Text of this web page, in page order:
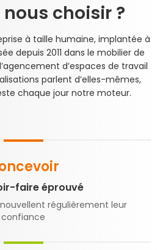
choisir ?
à taille humaine, implantée à
depuis 2011 dans le mobilier de
d’espaces de travail
parlent d’elles-mêmes,
chaque jour notre moteur.
faire éprouvé
régulièrement leur
confiance